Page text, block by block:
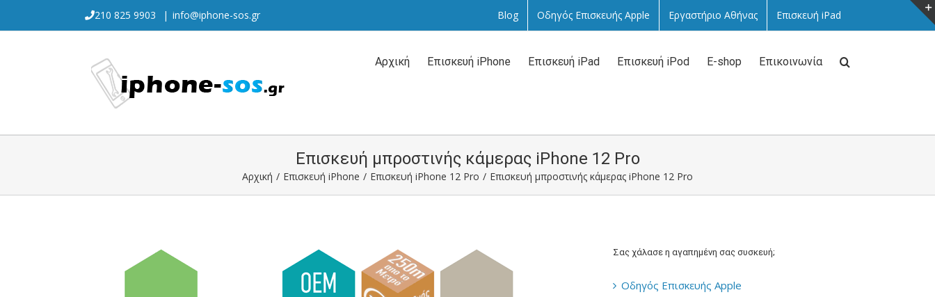
content
210 825 9903 | info@iphone-sos.gr Blog Οδηγός Επισκευής Apple Εργαστήριο Αθήνας Επισκευή iPad
Αναζήτηση
Αρχική Επισκευή iPhone Επισκευή iPad Επισκευή iPod E-shop Επικοινωνία
Επισκευή μπροστινής κάμερας iPhone 12 Pro
Αρχική / Επισκευή iPhone / Επισκευή iPhone 12 Pro / Επισκευή μπροστινής κάμερας iPhone 12 Pro
Σας χάλασε η αγαπημένη σας συσκευή;
Οδηγός Επισκευής Apple